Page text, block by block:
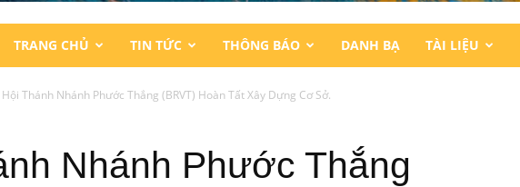
Hội
Thánh
Lành
TRANG CHỦ TIN TỨC THÔNG BÁO DANH BẠ TÀI LIỆU
Hội Thánh Nhánh Phước Thắng (BRVT) Hoàn Tất Xây Dựng Cơ Sở.
Nhánh Phước Thắng